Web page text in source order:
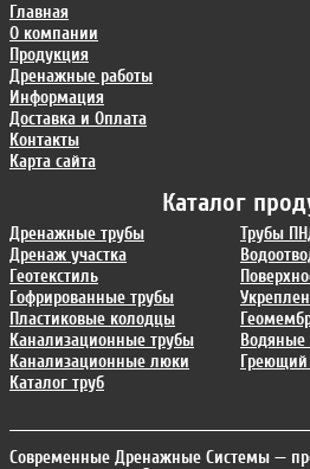
Каталог
Дренажные трубы
Дренаж участка
Геотекстиль
Гофрированные трубы
Пластиковые колодцы
Канализационные трубы
Канализационные люки
Каталог труб
Трубы
Водяные
Греющий
Главная
О компании
Продукция
Дренажные работы
Информация
Доставка и Оплата
Контакты
Карта сайта
Современные Дренажные Системы —